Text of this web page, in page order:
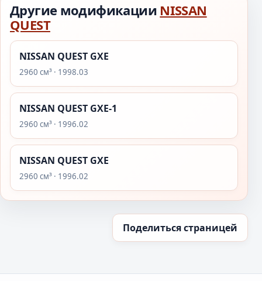
Другие модификации NISSAN
QUEST
NISSAN QUEST GXE
2960 см³ · 1998.03
NISSAN QUEST GXE-1
2960 см³ · 1996.02
NISSAN QUEST GXE
2960 см³ · 1996.02
Поделиться страницей